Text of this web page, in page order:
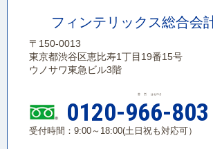
2016.08.07
その１
2016.08.06
2016.08.06 日本政策金融公庫の創
いて
フィンテリックス総合会
〒150-0013
東京都渋谷区恵比寿1丁目19番15号
ウノサワ東急ビル3階
苦 労 はゼロさ
0120-966-803
受付時間：9:00～18:00(土日祝も対応可）